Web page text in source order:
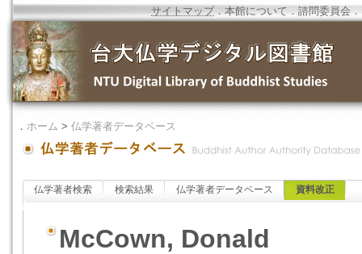
サイトマップ．本館について ．諮問委員会 ．
． ホーム > 仏学著者データベース
仏学著者検索 検索結果 仏学著者データベース 資料改正
McCown, Donald